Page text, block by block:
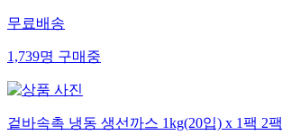
무료배송
1,739명 구매중
겉바속촉 냉동 생선까스 1kg(20입) x 1팩 2팩